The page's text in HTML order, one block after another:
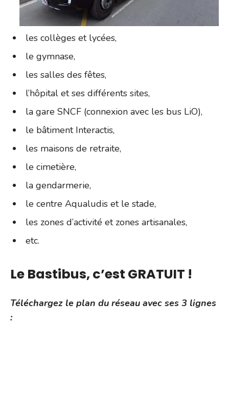
les collèges et lycées,
le gymnase,
les salles des fêtes,
l’hôpital et ses différents sites,
la gare SNCF (connexion avec les bus LiO),
le bâtiment Interactis,
les maisons de retraite,
le cimetière,
la gendarmerie,
le centre Aqualudis et le stade,
les zones d’activité et zones artisanales,
etc.
Le Bastibus, c’est GRATUIT !
Téléchargez le plan du réseau avec ses 3 lignes
: